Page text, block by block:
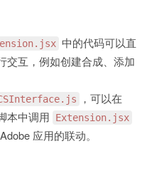
中的代码可以直
交互，例如创建合成、添加
，可以在
本中调用
Extension.jsx
应用的联动。